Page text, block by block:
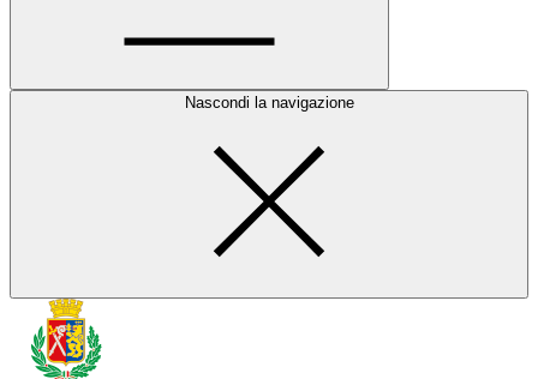
Nascondi la navigazione